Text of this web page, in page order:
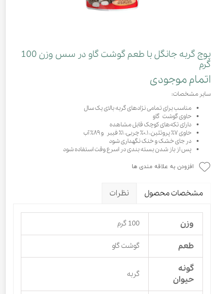
پوچ گربه جانگل با طعم گوشت گاو در سس وزن 100
گرم
اتمام موجودی
سایر مشخصات:
مناسب برای تمامی نژادهای گربه بالای یک سال
حاوی گوشت گاو
دارای تکه‌های کوچک قابل مشاهده
حاوی ۷٪ پروتئین، ۰.۱٪ چربی، ۱٪ فیبر و ۸۹٪ آب
در جای خشک و خنک نگهداری شود
پس از باز شدن بسته بندی در اسرع وقت استفاده شود
افزودن به علاقه مندی ها
مشخصات محصول نظرات
وزن 100 گرم
طعم گوشت گاو
گونه
حیوان
گربه